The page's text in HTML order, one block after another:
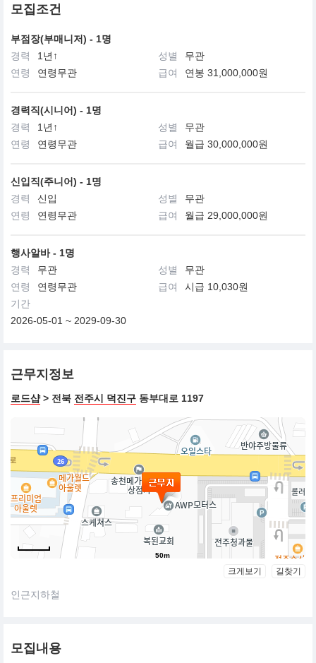
나이키에서 최고의 스니커즈를 디자인하거나 혁신적인 어플리케이
션을 위한 개발하는 각각의 모든 인재들은
위한 혁신과 영감을 가져오는 것” 입니다.
모집조건
부점장(부매니저) - 1명
경력
1년↑ 성별
무관
연령
연령무관 급여 연봉 31,000,000원
경력직(시니어) - 1명
경력
1년↑ 성별
무관
연령
연령무관 급여 월급 30,000,000원
신입직(주니어) - 1명
경력
신입 성별
무관
연령
연령무관 급여 월급 29,000,000원
행사알바 - 1명
경력
무관 성별
무관
연령
연령무관 급여
시급 10,030원
기간
2026-05-01 ~ 2029-09-30
근무지정보
로드샵> 전북 전주시 덕진구 동부대로 1197
50m
크게보기 길찾기
인근지하철
모집내용